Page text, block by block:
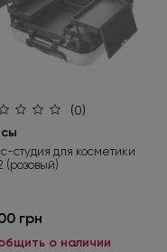
(0)
студия для косметики
(розовый)
грн
о наличии